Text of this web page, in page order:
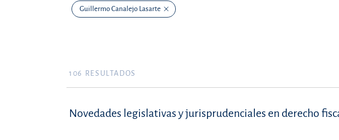
Guillermo Canalejo Lasarte
106 RESULTADOS
Novedades legislativas y jurisprudenciales en derecho